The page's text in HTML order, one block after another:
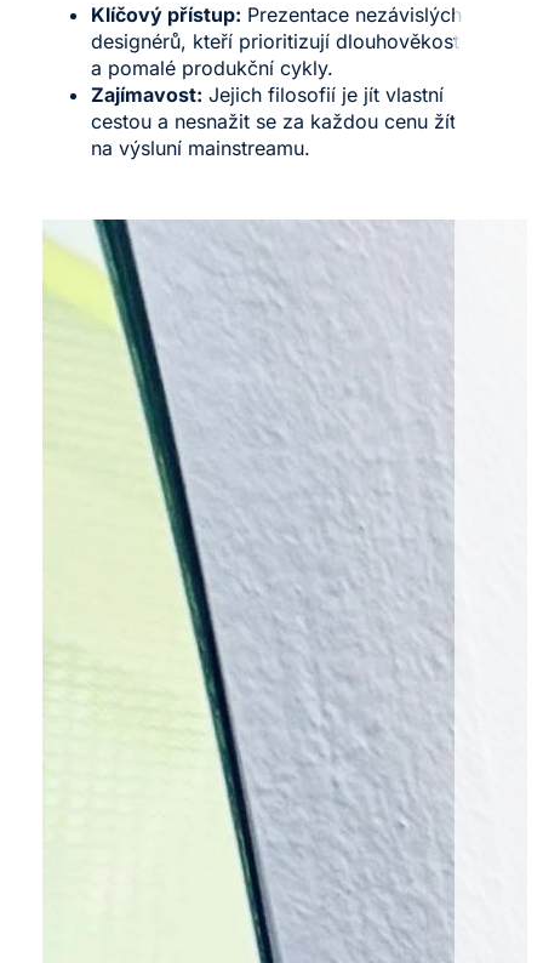
Klíčový přístup: Prezentace nezávislých
designérů, kteří prioritizují dlouhověkost
a pomalé produkční cykly.
Zajímavost: Jejich filosofií je jít vlastní
cestou a nesnažit se za každou cenu žít
na výsluní mainstreamu.